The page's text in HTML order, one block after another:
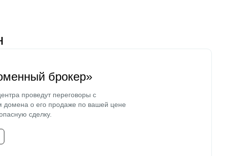
брокер»
проведут переговоры с
домена о его продаже по вашей цене
сделку.